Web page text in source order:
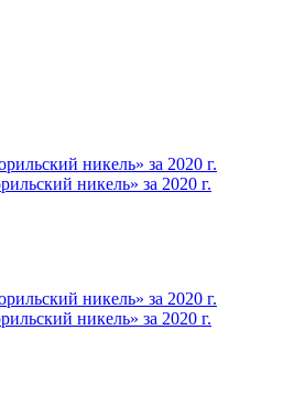
никель» за 2020 г.
никель» за 2020 г.
никель» за 2020 г.
никель» за 2020 г.